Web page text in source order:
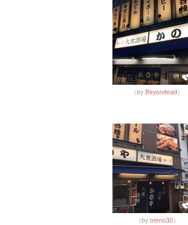
（by Beyondead ）
（by oreno30）